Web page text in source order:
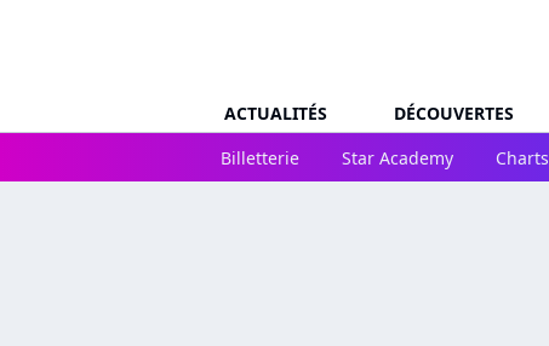
ACTUALITÉS DÉCOUVERTES
Billetterie
Star Academy